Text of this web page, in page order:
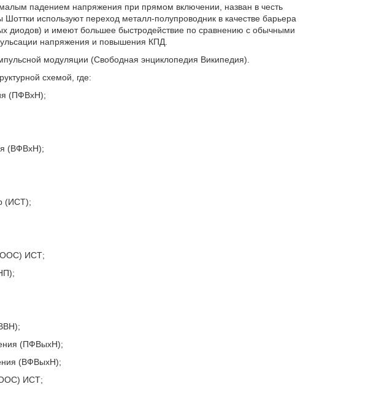
падением напряжения при прямом включении, назван в честь
используют переход металл-полупроводник в качестве барьера
диодов) и имеют большее быстродействие по сравнению с обычными
напряжения и повышения КПД.
модуляции (Свободная энциклопедия Википедия).
схемой, где:
(ПФВхН);
(ВФВхН);
(ИСТ);
ИСТ;
(ПФВыхН);
(ВФВыхН);
ИСТ;